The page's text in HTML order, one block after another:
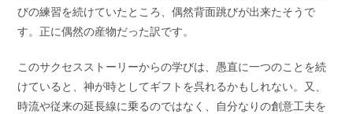
びの練習を続けていたところ、偶然背面跳びが出来たそうで
す。正に偶然の産物だった訳です。
このサクセスストーリーからの学びは、愚直に一つのことを続
けていると、神が時としてギフトを呉れるかもしれない。又、
時流や従来の延長線に乗るのではなく、自分なりの創意工夫を